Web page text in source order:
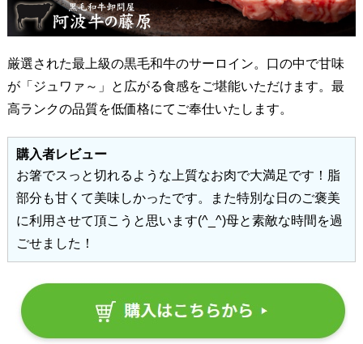
厳選された最上級の黒毛和牛のサーロイン。口の中で甘味
が「ジュワァ～」と広がる食感をご堪能いただけます。最
高ランクの品質を低価格にてご奉仕いたします。
購入者レビュー
お箸でスっと切れるような上質なお肉で大満足です！脂
部分も甘くて美味しかったです。また特別な日のご褒美
に利用させて頂こうと思います(^_^)母と素敵な時間を過
ごせました！